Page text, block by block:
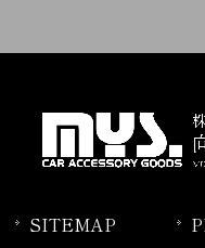
SITEMAP